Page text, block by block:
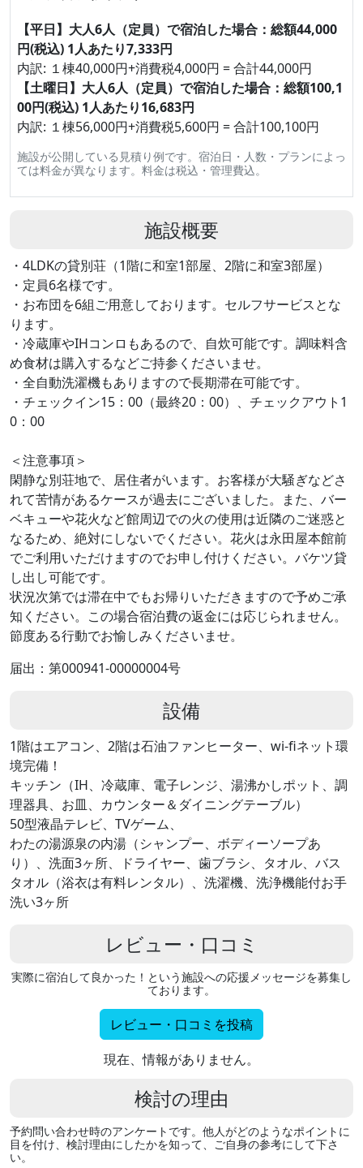
【平日】大人6人（定員）で宿泊した場合：総額44,000
円(税込) 1人あたり7,333円
内訳: １棟40,000円+消費税4,000円 = 合計44,000円
【土曜日】大人6人（定員）で宿泊した場合：総額100,1
00円(税込) 1人あたり16,683円
内訳: １棟56,000円+消費税5,600円 = 合計100,100円
施設が公開している見積り例です。宿泊日・人数・プランによっ
ては料金が異なります。料金は税込・管理費込。
施設概要
・4LDKの貸別荘（1階に和室1部屋、2階に和室3部屋）
・定員6名様です。
・お布団を6組ご用意しております。セルフサービスとな
ります。
・冷蔵庫やIHコンロもあるので、自炊可能です。調味料含
め食材は購入するなどご持参くださいませ。
・全自動洗濯機もありますので長期滞在可能です。
・チェックイン15：00（最終20：00）、チェックアウト1
0：00
＜注意事項＞
閑静な別荘地で、居住者がいます。お客様が大騒ぎなどさ
れて苦情があるケースが過去にございました。また、バー
ベキューや花火など館周辺での火の使用は近隣のご迷惑と
なるため、絶対にしないでください。花火は永田屋本館前
でご利用いただけますのでお申し付けください。バケツ貸
し出し可能です。
状況次第では滞在中でもお帰りいただきますので予めご承
知ください。この場合宿泊費の返金には応じられません。
節度ある行動でお愉しみくださいませ。
届出：第000941-00000004号
設備
1階はエアコン、2階は石油ファンヒーター、wi-fiネット環
境完備！
キッチン（IH、冷蔵庫、電子レンジ、湯沸かしポット、調
理器具、お皿、カウンター＆ダイニングテーブル）
50型液晶テレビ、TVゲーム、
わたの湯源泉の内湯（シャンプー、ボディーソープあ
り）、洗面3ヶ所、ドライヤー、歯ブラシ、タオル、バス
タオル（浴衣は有料レンタル）、洗濯機、洗浄機能付お手
洗い3ヶ所
レビュー・口コミ
実際に宿泊して良かった！という施設への応援メッセージを募集し
ております。
レビュー・口コミを投稿
現在、情報がありません。
検討の理由
予約問い合わせ時のアンケートです。他人がどのようなポイントに
目を付け、検討理由にしたかを知って、ご自身の参考にして下さ
い。